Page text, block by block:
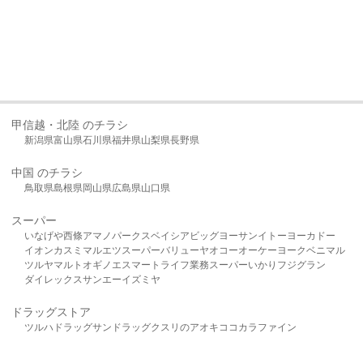
甲信越・北陸 のチラシ
新潟県富山県石川県福井県山梨県長野県
中国 のチラシ
鳥取県島根県岡山県広島県山口県
スーパー
いなげや西條アマノパークスベイシア ビッグヨーサンイトーヨーカドー
イオンカスミ マルエツスーパーバリューヤオコーオーケー ヨークベニマル
ツルヤマルト オギノ エスマート ライフ業務スーパーいかり フジグラン
ダイレックスサンエーイズミヤ
ドラッグストア
ツルハドラッグサンドラッグクスリのアオキ ココカラファイン